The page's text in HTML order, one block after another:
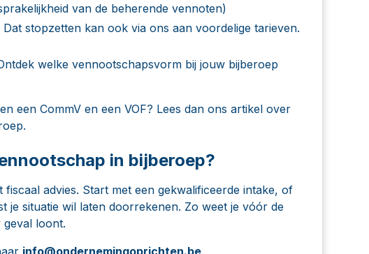
van de beherende vennoten)
Dat stopzetten kan ook via ons aan voordelige tarieven.
welke vennootschapsvorm bij jouw bijberoep
een CommV en een VOF? Lees dan ons artikel over
.
in bijberoep?
advies. Start met een gekwalificeerde intake, of
je situatie wil laten doorrekenen. Zo weet je vóór de
loont.
info@ondernemingoprichten.be.